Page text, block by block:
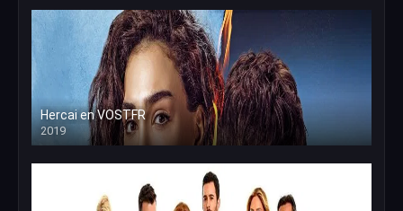
Hercai en VOSTFR
2019